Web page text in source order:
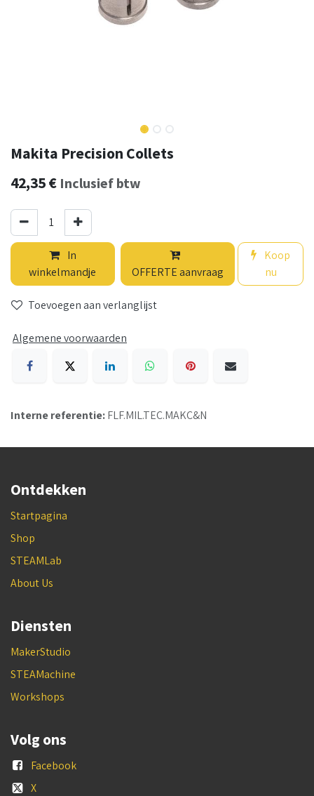
Makita Precision Collets
42,35€ Inclusief btw
In
winkelmandje
OFFERTE aanvraag
Koop
nu
Toevoegen aan verlanglijst
Algemene voorwaarden
Interne referentie:FLF.MIL.TEC.MAKC&N
Ontdekken
Startpagina
Shop
STEAMLab
About Us
Diensten
MakerStudio
STEAMachine
Workshops
Volg ons
Facebook
X